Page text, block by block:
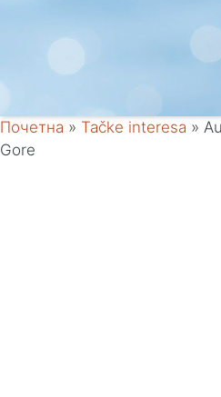
Почетна » Tačke interesa »
Gore